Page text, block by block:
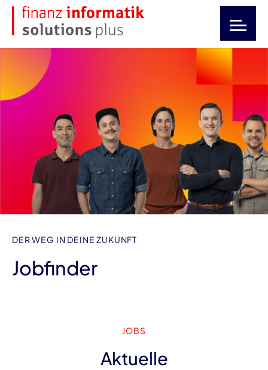
DER WEG IN DEINE ZUKUNFT
Jobfinder
JOBS
Aktuelle